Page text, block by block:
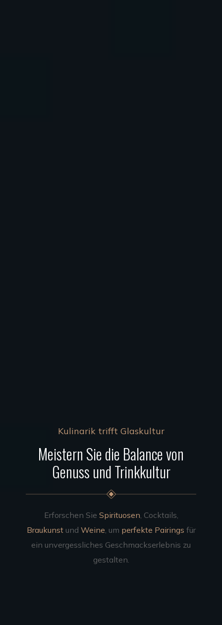
Kulinarik trifft Glaskultur
Meistern Sie die Balance von
Genuss und Trinkkultur
Erforschen Sie Spirituosen, Cocktails,
Braukunstund Weine, um perfekte Pairings für
ein unvergessliches Geschmackserlebnis zu
gestalten.